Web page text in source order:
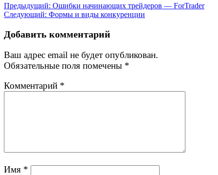
Навигация
по
записям
Предыдущий: Предыдущая
запись:
Ошибки начинающих трейдеров — ForTrader
Следующий: Следующая
Формы и виды конкуренции
Добавить комментарий
Ваш адрес email не будет опубликован.
Обязательные поля помечены *
Комментарий *
Имя *